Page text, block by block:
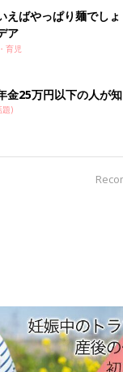
ですよ♪
で簡単冷製パスタ
えばやっぱり麺でし
ア
育児
金25万円以下の人が
題)